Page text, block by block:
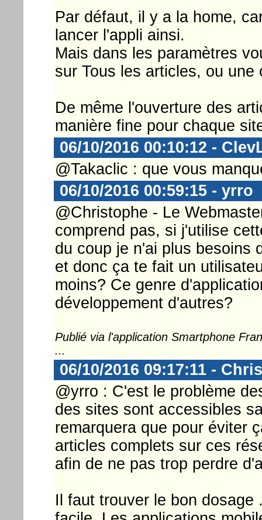
Par défaut, il y a la home,
lancer l'appli ainsi.
Mais dans les paramètres
sur Tous les articles, ou une
De même l'ouverture des
manière fine pour chaque
06/10/2016 00:10:12 -
@Takaclic : que vous
06/10/2016 00:59:15 - yrro
@Christophe - Le
comprend pas, si j'utilise
du coup je n'ai plus besoins
et donc ça te fait un
moins? Ce genre
développement d'autres?
Publié via l'application Smartphone
...
06/10/2016 09:17:11 -
@yrro : C'est le problème
des sites sont accessibles
remarquera que pour éviter
articles complets sur ces
afin de ne pas trop perdre
Il faut trouver le bon